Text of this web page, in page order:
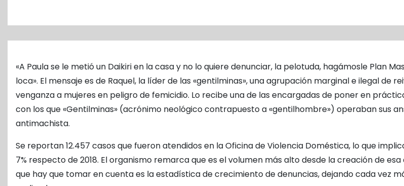
«A Paula se le metió un Daikiri en la casa y no lo quiere denunciar, la pelotuda, hagámosle Plan
loca». El mensaje es de Raquel, la líder de las «gentilminas», una agrupación marginal e ilegal de
venganza a mujeres en peligro de femicidio. Lo recibe una de las encargadas de poner en
con los que «Gentilminas» (acrónimo neológico contrapuesto a «gentilhombre») operaban sus
antimachista.
Se reportan 12.457 casos que fueron atendidos en la Oficina de Violencia Doméstica, lo que
7% respecto de 2018. El organismo remarca que es el volumen más alto desde la creación de esa
que hay que tomar en cuenta es la estadística de crecimiento de denuncias, dejando cada vez